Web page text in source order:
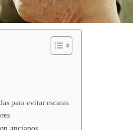
para evitar escaras
ancianos